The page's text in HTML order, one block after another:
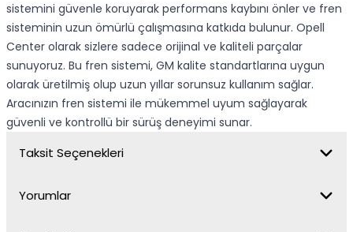
sistemini güvenle koruyarak performans kaybını önler ve fren
sisteminin uzun ömürlü çalışmasına katkıda bulunur. Opell
Center olarak sizlere sadece orijinal ve kaliteli parçalar
sunuyoruz. Bu fren sistemi, GM kalite standartlarına uygun
olarak üretilmiş olup uzun yıllar sorunsuz kullanım sağlar.
Aracınızın fren sistemi ile mükemmel uyum sağlayarak
güvenli ve kontrollü bir sürüş deneyimi sunar.
Taksit Seçenekleri
Yorumlar